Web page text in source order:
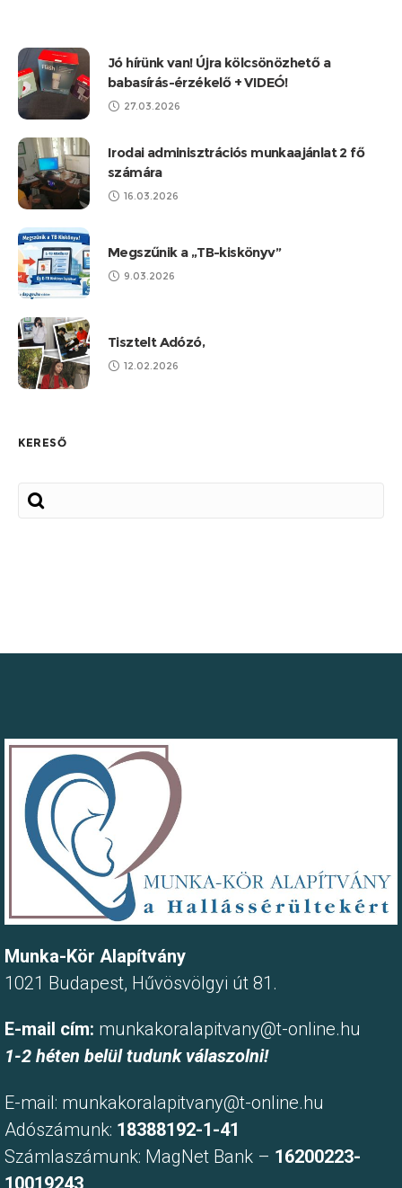
Jó hírünk van! Újra kölcsönözhető a
babasírás-érzékelő + VIDEÓ!
27.03.2026
Irodai adminisztrációs munkaajánlat 2 fő
számára
16.03.2026
Megszűnik a „TB-kiskönyv”
9.03.2026
Tisztelt Adózó,
12.02.2026
KERESŐ
Munka-Kör Alapítvány
1021 Budapest, Hűvösvölgyi út 81.
E-mail cím: munkakoralapitvany@t-online.hu
1-2 héten belül tudunk válaszolni!
E-mail: munkakoralapitvany@t-online.hu
Adószámunk: 18388192-1-41
Számlaszámunk: MagNet Bank – 16200223-
10019243